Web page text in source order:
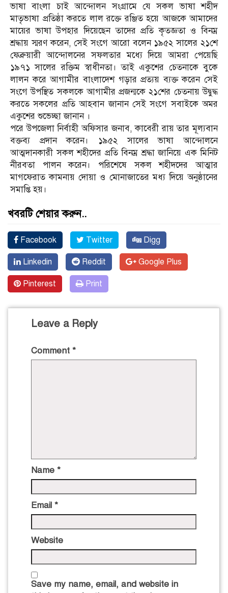
ভাষা বাংলা চাই আন্দোলন সংগ্রামে যে সকল ভাষা শহীদ
মাতৃভাষা প্রতিষ্ঠা করতে লাল রক্তে রঞ্জিত হয়ে আজকে আমাদের
মায়ের ভাষা উপহার দিয়েছেন তাদের প্রতি কৃতজ্ঞতা ও বিনম্র
শ্রদ্ধায় স্মরণ করেন, সেই সংগে আরো বলেন ১৯৫২ সালের ২১শে
ফেব্রুয়ারী আন্দোলনের সফলতার মধ্যে দিয়ে আমরা পেয়েছি
১৯৭১ সালের রক্তিম স্বাধীনতা। তাই একুশের চেতনাকে বুকে
লালন করে আগামীর বাংলাদেশ গড়ার প্রত্যয় ব্যক্ত করেন সেই
সংগে উপস্থিত সকলকে আগামীর প্রজন্মকে ২১শের চেতনায় উদ্বুদ্ধ
করতে সকলের প্রতি আহবান জানান সেই সংগে সবাইকে অমর
একুশের শুভেচ্ছা জানান ‌।
পরে উপজেলা নির্বাহী অফিসার জনাব, কাবেরী রায় তার মূল্যবান
বক্তব্য প্রদান করেন। ১৯৫২ সালের ভাষা আন্দোলনে
আত্মদানকারী সকল শহীদের প্রতি বিনম্র শ্রদ্ধা জানিয়ে এক মিনিট
নীরবতা পালন করেন। পরিশেষে সকল শহীদদের আত্মার
মাগফেরাত কামনায় দোয়া ও মোনাজাতের মধ্য দিয়ে অনুষ্ঠানের
সমাপ্তি হয়।
খবরটি শেয়ার করুন..
Facebook Twitter Digg
Linkedin Reddit Google Plus
Pinterest Print
Leave a Reply
Comment *
Name *
Email *
Website
Save my name, email, and website in